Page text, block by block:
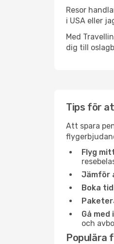
Resor
i USA eller
Med
dig till
Tips för
Att spara
Flyg
Jämför
Boka
Gå med
och
Populära